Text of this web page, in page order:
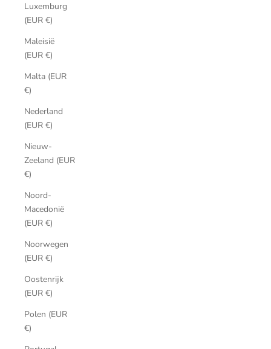
Luxemburg
(EUR €)
Maleisië
(EUR €)
Malta (EUR
€)
Nederland
(EUR €)
Nieuw-
Zeeland (EUR
€)
Noord-
Macedonië
(EUR €)
Noorwegen
(EUR €)
Oostenrijk
(EUR €)
Polen (EUR
€)